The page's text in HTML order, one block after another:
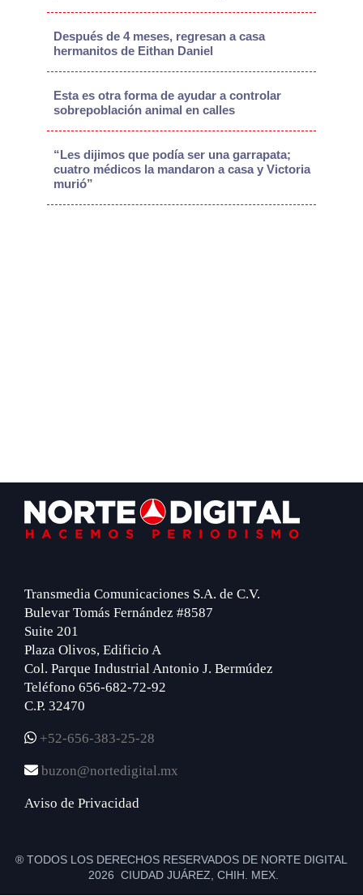
Después de 4 meses, regresan a casa
hermanitos de Eithan Daniel
Esta es otra forma de ayudar a controlar
sobrepoblación animal en calles
“Les dijimos que podía ser una garrapata;
cuatro médicos la mandaron a casa y Victoria
murió”
Footer
Transmedia Comunicaciones S.A. de C.V.
Bulevar Tomás Fernández #8587
Suite 201
Plaza Olivos, Edificio A
Col. Parque Industrial Antonio J. Bermúdez
Teléfono 656-682-72-92
C.P. 32470
+52-656-383-25-28
buzon@nortedigital.mx
Aviso de Privacidad
® TODOS LOS DERECHOS RESERVADOS DE NORTE DIGITAL
2026 CIUDAD JUÁREZ, CHIH. MEX.